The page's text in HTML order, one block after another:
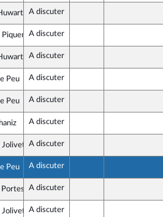
Outre-mer et Territoires
A discuter
- Nouveau Front Populaire
PiquemalA discuter
Outre-mer et Territoires
A discuter
et Républicaine
Peu A discuter
et Républicaine
Peu A discuter
A discuter
Jolivet A discuter
et Républicaine
Peu A discuter
- Nouveau Front Populaire
Portes A discuter
Jolivet A discuter